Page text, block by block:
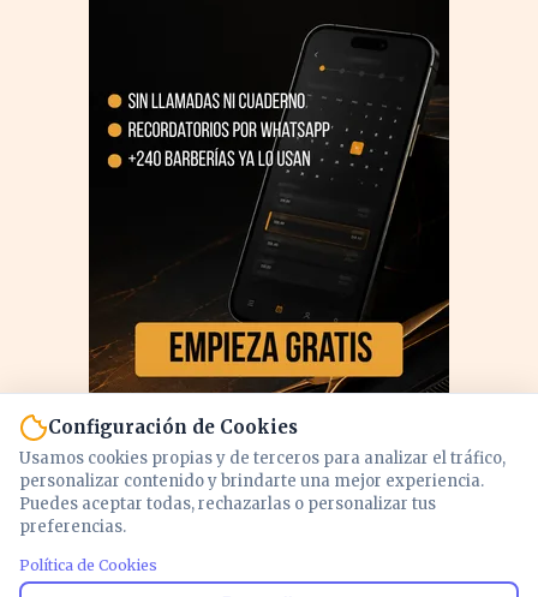
Configuración de Cookies
Usamos cookies propias y de terceros para analizar el tráfico,
personalizar contenido y brindarte una mejor experiencia.
Puedes aceptar todas, rechazarlas o personalizar tus
preferencias.
Política de Cookies